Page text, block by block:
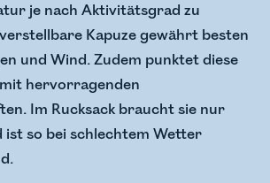
je nach Aktivitätsgrad zu
Kapuze gewährt besten
und Wind. Zudem punktet diese
hervorragenden
Im Rucksack braucht sie nur
ist so bei schlechtem Wetter